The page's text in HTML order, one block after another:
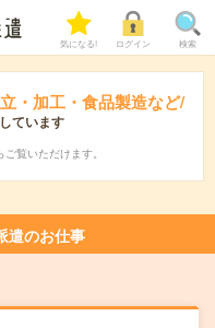
気になる! ログイン 検索
・加工・食品製造など/
ています
ご覧いただけます。
遣のお仕事